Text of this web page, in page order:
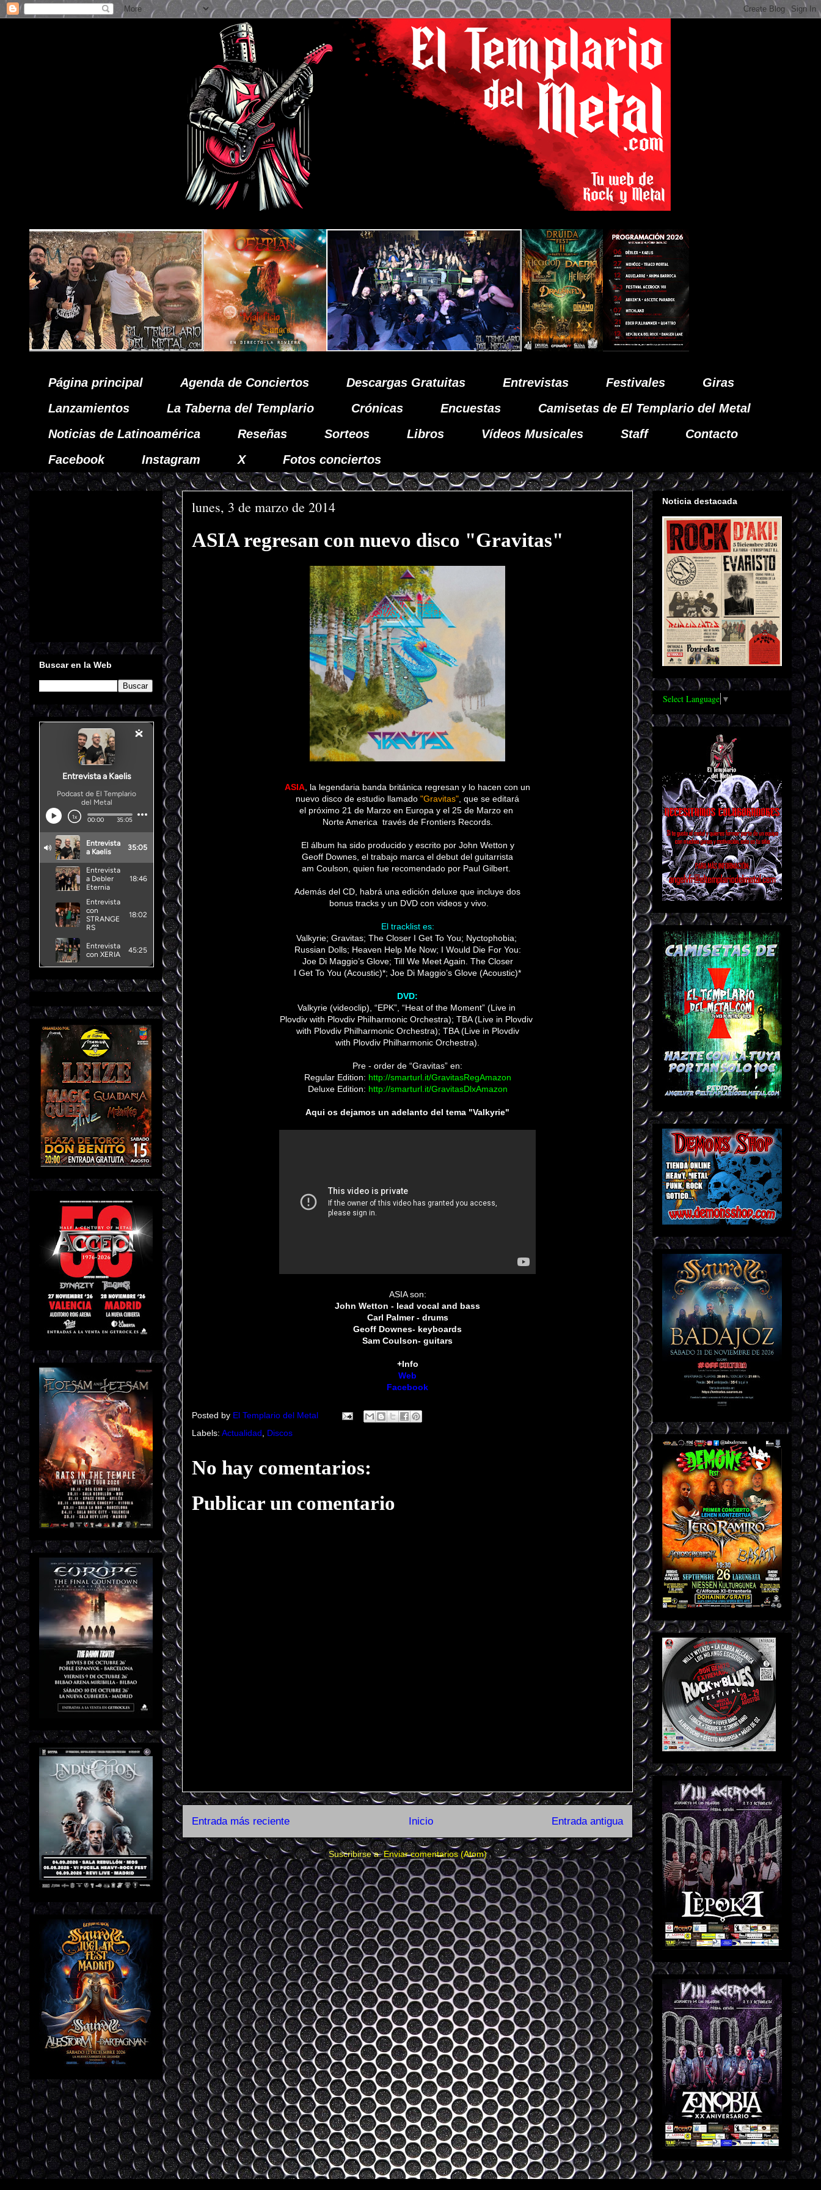
Página principal Agenda de Conciertos Descargas Gratuitas Entrevistas Festivales
Giras
Lanzamientos
La Taberna del Templario Crónicas Encuestas
Camisetas de El Templario del Metal
Noticias de Latinoamérica
Reseñas Sorteos Libros Vídeos Musicales Staff
Contacto
Facebook
Instagram X Fotos conciertos
lunes, 3 de marzo de 2014
ASIA regresan con nuevo disco "Gravitas"
ASIA , la legendaria banda británica regresan y lo hacen con un
nuevo disco de estudio llamado "Gravitas" , que se editará
el próximo 21 de Marzo en Europa y el 25 de Marzo en
Norte America través de Frontiers Records.
El álbum ha sido producido y escrito por John Wetton y
Geoff Downes, el trabajo marca el debut del guitarrista
am Coulson, quien fue recomendado por Paul Gilbert.
Además del CD, habrá una edición deluxe que incluye dos
bonus tracks y un DVD con videos y vivo.
El tracklist es:
Valkyrie; Gravitas; The Closer I Get To You; Nyctophobia;
Russian Dolls; Heaven Help Me Now; I Would Die For You:
Joe Di Maggio’s Glove; Till We Meet Again. The Closer
I Get To You (Acoustic)*; Joe Di Maggio’s Glove (Acoustic)*
DVD:
Valkyrie (videoclip), “EPK”, “Heat of the Moment” (Live in
Plovdiv with Plovdiv Philharmonic Orchestra); TBA (Live in Plovdiv
with Plovdiv Philharmonic Orchestra); TBA (Live in Plovdiv
with Plovdiv Philharmonic Orchestra).
Pre - order de “Gravitas” en:
Regular Edition: http://smarturl.it/GravitasRegAmazon
Deluxe Edition: http://smarturl.it/GravitasDlxAmazon
Aqui os dejamos un adelanto del tema "Valkyrie"
ASIA son:
John Wetton - lead vocal and bass
Carl Palmer - drums
Geoff Downes- keyboards
Sam Coulson- guitars
+Info
Web
Facebook
Posted by El Templario del Metal
Labels: Actualidad Discos
No hay comentarios:
Publicar un comentario
Entrada más reciente Entrada antigua
Inicio
Suscribirse a:Enviar comentarios (Atom)
Buscar en la Web
Noticia destacada
Select Language ▼